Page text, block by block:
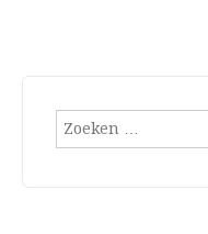
Zoeken